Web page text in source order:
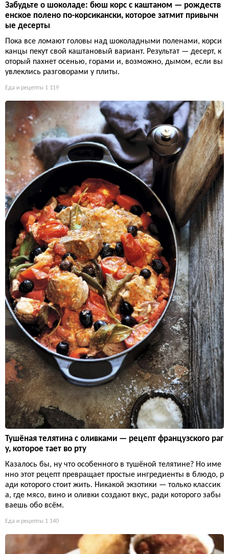
Забудьте о шоколаде: бюш корс с каштаном — рождеств
енское полено по-корсикански, которое затмит привычн
ые десерты
Пока все ломают головы над шоколадными поленами, корси
канцы пекут свой каштановый вариант. Результат — десерт, к
оторый пахнет осенью, горами и, возможно, дымом, если вы
увлеклись разговорами у плиты.
Еда и рецепты 1 119
Тушёная телятина с оливками — рецепт французского раг
у, которое тает во рту
Казалось бы, ну что особенного в тушёной телятине? Но име
нно этот рецепт превращает простые ингредиенты в блюдо, р
ади которого стоит жить. Никакой экзотики — только классик
а, где мясо, вино и оливки создают вкус, ради которого забы
ваешь обо всём.
Еда и рецепты 1 140